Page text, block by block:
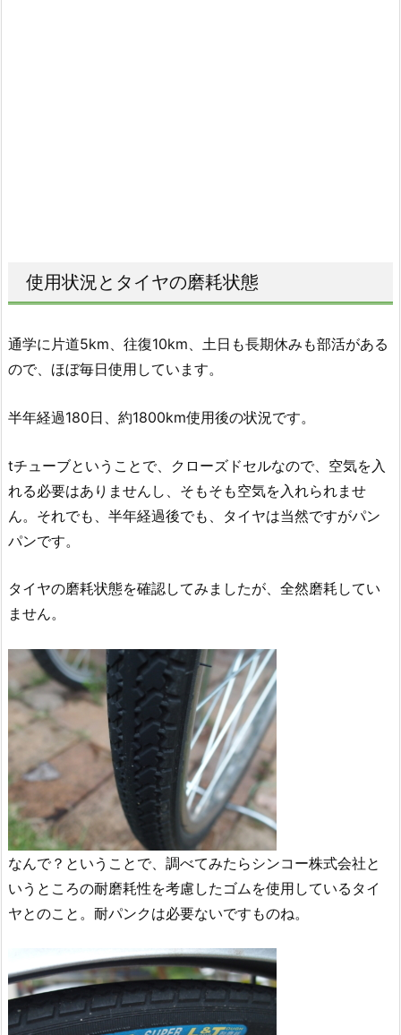
使用状況とタイヤの磨耗状態
通学に片道5km、往復10km、土日も長期休みも部活がある
ので、ほぼ毎日使用しています。
半年経過180日、約1800km使用後の状況です。
tチューブということで、クローズドセルなので、空気を入
れる必要はありませんし、そもそも空気を入れられませ
ん。それでも、半年経過後でも、タイヤは当然ですがパン
パンです。
タイヤの磨耗状態を確認してみましたが、全然磨耗してい
ません。
なんで？ということで、調べてみたらシンコー株式会社と
いうところの耐磨耗性を考慮したゴムを使用しているタイ
ヤとのこと。耐パンクは必要ないですものね。